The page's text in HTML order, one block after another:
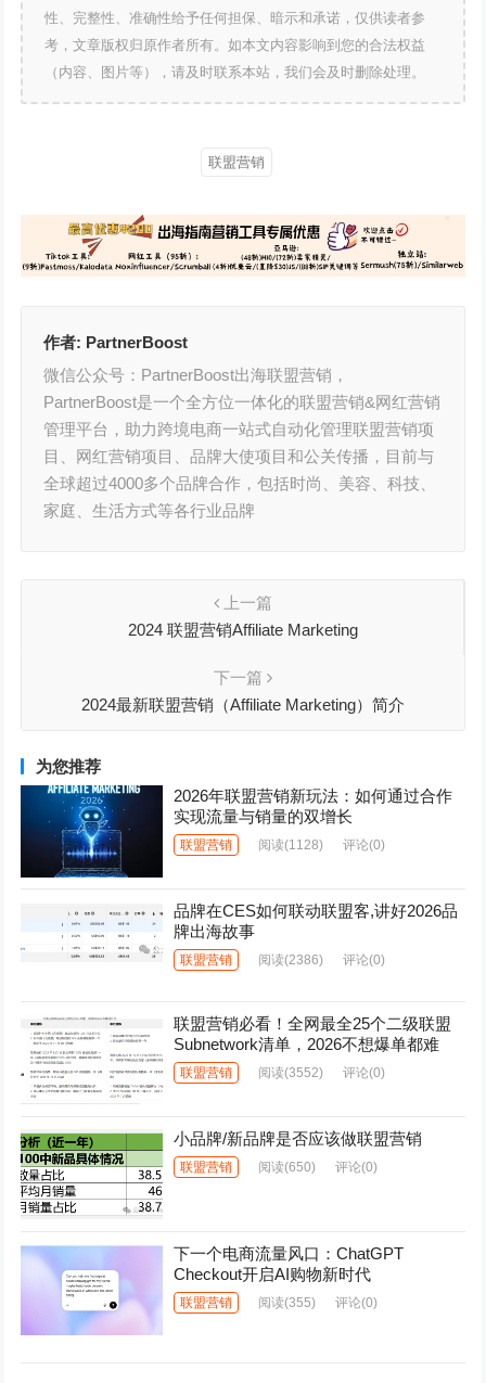
性、完整性、准确性给予任何担保、暗示和承诺，仅供读者参
考，文章版权归原作者所有。如本文内容影响到您的合法权益
（内容、图片等），请及时联系本站，我们会及时删除处理。
联盟营销
作者: PartnerBoost
微信公众号：PartnerBoost出海联盟营销，
PartnerBoost是⼀个全⽅位⼀体化的联盟营销&⽹红营销
管理平台，助⼒跨境电商⼀站式⾃动化管理联盟营销项
⽬、⽹红营销项⽬、品牌⼤使项⽬和公关传播，⽬前与
全球超过4000多个品牌合作，包括时尚、美容、科技、
家庭、⽣活⽅式等各⾏业品牌
上一篇
2024 联盟营销Affiliate Marketing
下一篇
2024最新联盟营销（Affiliate Marketing）简介
为您推荐
2026年联盟营销新玩法：如何通过合作
实现流量与销量的双增长
联盟营销 阅读(1128) 评论(0)
品牌在CES如何联动联盟客,讲好2026品
牌出海故事
联盟营销 阅读(2386) 评论(0)
联盟营销必看！全网最全25个二级联盟
Subnetwork清单，2026不想爆单都难
联盟营销 阅读(3552) 评论(0)
小品牌/新品牌是否应该做联盟营销
联盟营销 阅读(650) 评论(0)
下一个电商流量风口：ChatGPT
Checkout开启AI购物新时代
联盟营销 阅读(355) 评论(0)